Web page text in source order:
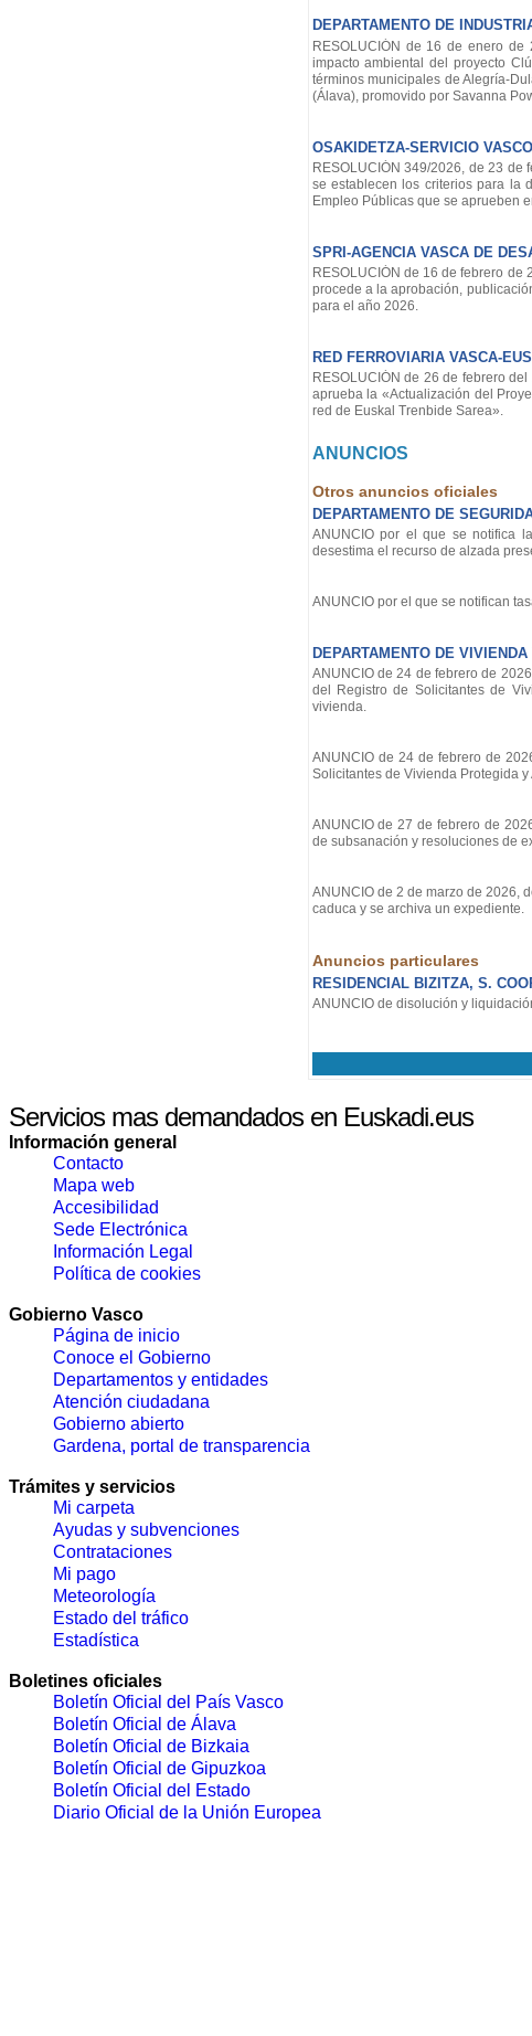
DEPARTAMENTO DE
RESOLUCIÓN de 16 de enero
impacto ambiental del proyecto
términos municipales de Alegría-
(Álava), promovido por Savanna
OSAKIDETZA-SERVICIO
RESOLUCIÓN 349/2026, de 23
se establecen los criterios para la
Empleo Públicas que se aprueben
SPRI-AGENCIA VASCA DE
RESOLUCIÓN de 16 de febrero
procede a la aprobación,
para el año 2026.
RED FERROVIARIA VASCA-
RESOLUCIÓN de 26 de febrero
aprueba la «Actualización del
red de Euskal Trenbide Sarea».
ANUNCIOS
Otros anuncios oficiales
DEPARTAMENTO DE
ANUNCIO por el que se notifica
desestima el recurso de alzada
ANUNCIO por el que se notifican
DEPARTAMENTO DE
ANUNCIO de 24 de febrero de
del Registro de Solicitantes de
vivienda.
ANUNCIO de 24 de febrero de
Solicitantes de Vivienda Protegida
ANUNCIO de 27 de febrero de
de subsanación y resoluciones de
ANUNCIO de 2 de marzo de 2026,
caduca y se archiva un expediente.
Anuncios particulares
RESIDENCIAL BIZITZA, S.
ANUNCIO de disolución y
Servicios mas demandados en Euskadi.eus
Información general
Contacto
Mapa web
Accesibilidad
Sede Electrónica
Información Legal
Política de cookies
Gobierno Vasco
Página de inicio
Conoce el Gobierno
Departamentos y entidades
Atención ciudadana
Gobierno abierto
Gardena, portal de transparencia
Trámites y servicios
Mi carpeta
Ayudas y subvenciones
Contrataciones
Mi pago
Meteorología
Estado del tráfico
Estadística
Boletines oficiales
Boletín Oficial del País Vasco
Boletín Oficial de Álava
Boletín Oficial de Bizkaia
Boletín Oficial de Gipuzkoa
Boletín Oficial del Estado
Diario Oficial de la Unión Europea